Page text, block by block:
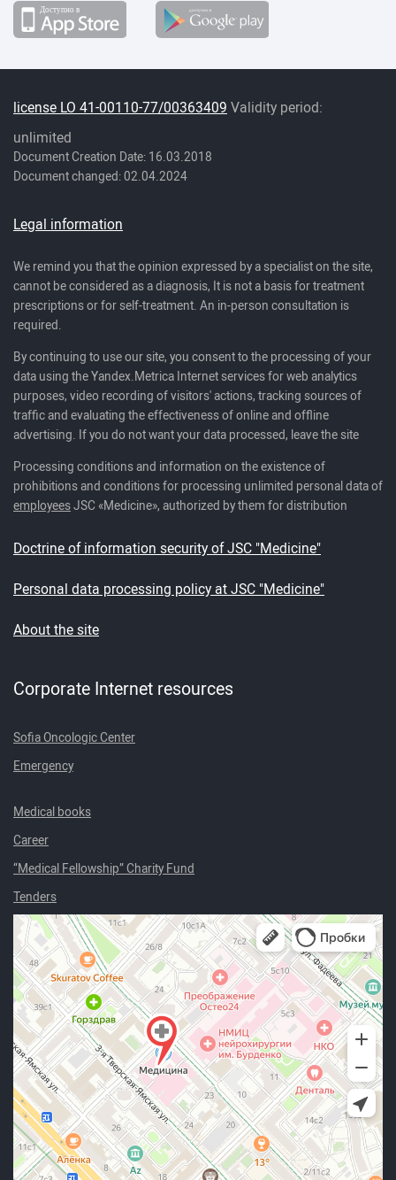
license LO 41-00110-77/00363409 Validity period:
unlimited
Document Creation Date: 16.03.2018
Document changed: 02.04.2024
Legal information
We remind you that the opinion expressed by a specialist on the site,
cannot be considered as a diagnosis, It is not a basis for treatment
prescriptions or for self-treatment. An in-person consultation is
required.
By continuing to use our site, you consent to the processing of your
data using the Yandex.Metrica Internet services for web analytics
purposes, video recording of visitors' actions, tracking sources of
traffic and evaluating the effectiveness of online and offline
advertising. If you do not want your data processed, leave the site
Processing conditions and information on the existence of
prohibitions and conditions for processing unlimited personal data of
employeesJSC «Medicine», authorized by them for distribution
Doctrine of information security of JSC "Medicine"
Personal data processing policy at JSC "Medicine"
About the site
Corporate Internet resources
Sofia Oncologic Center
Emergency
Medical books
Career
“Medical Fellowship” Charity Fund
Tenders